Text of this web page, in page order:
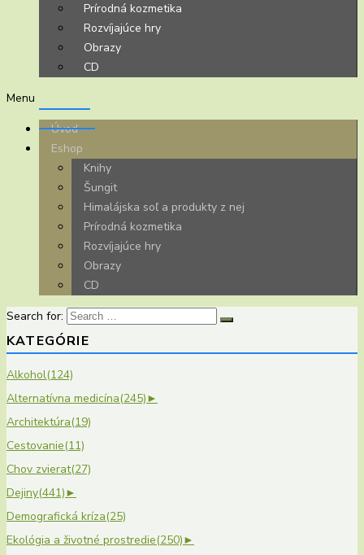
Prírodná kozmetika
Rozvíjajúce hry
Obrazy
CD
Menu
Úvod
Eshop
Knihy
Šungit
Himalájska soľ a produkty z nej
Prírodná kozmetika
Rozvíjajúce hry
Obrazy
CD
Search for:
KATEGÓRIE
Alkohol(124)
Alternatívna medicína(245)►
Architektúra(19)
Cestovanie(11)
Chov zvierat(27)
Dejiny(441)►
Demografická kríza(25)
Ekológia a životné prostredie(250)►